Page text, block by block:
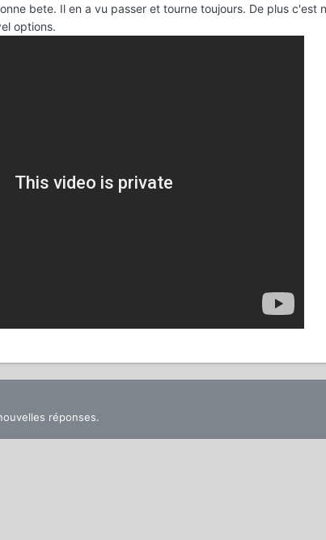
bete. Il en a vu passer et tourne toujours. De plus c'est
options.
réponses.